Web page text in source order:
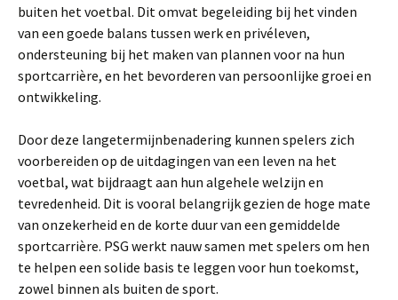
buiten het voetbal. Dit omvat begeleiding bij het vinden
van een goede balans tussen werk en privéleven,
ondersteuning bij het maken van plannen voor na hun
sportcarrière, en het bevorderen van persoonlijke groei en
ontwikkeling.
Door deze langetermijnbenadering kunnen spelers zich
voorbereiden op de uitdagingen van een leven na het
voetbal, wat bijdraagt aan hun algehele welzijn en
tevredenheid. Dit is vooral belangrijk gezien de hoge mate
van onzekerheid en de korte duur van een gemiddelde
sportcarrière. PSG werkt nauw samen met spelers om hen
te helpen een solide basis te leggen voor hun toekomst,
zowel binnen als buiten de sport.